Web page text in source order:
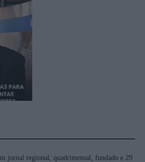
jornal regional, quadrimensal, fundado e 29